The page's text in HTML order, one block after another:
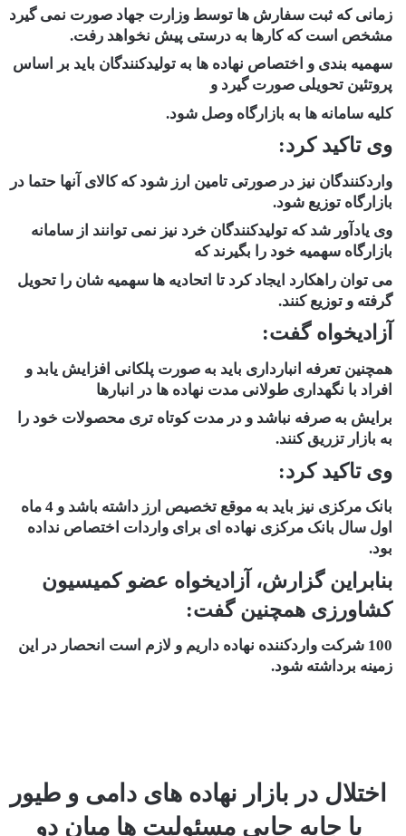
زمانی که ثبت سفارش ها توسط وزارت جهاد صورت نمی گیرد
مشخص است که کارها به درستی پیش نخواهد رفت.
سهمیه بندی و اختصاص نهاده ها به تولیدکنندگان باید بر اساس
پروتئین تحویلی صورت گیرد و
کلیه سامانه ها به بازارگاه وصل شود.
وی تاکید کرد:
واردکنندگان نیز در صورتی تامین ارز شود که کالای آنها حتما در
بازارگاه توزیع شود.
وی یادآور شد که تولیدکنندگان خرد نیز نمی توانند از سامانه
بازارگاه سهمیه خود را بگیرند که
می توان راهکارد ایجاد کرد تا اتحادیه ها سهمیه شان را تحویل
گرفته و توزیع کنند.
آزادیخواه گفت:
همچنین تعرفه انبارداری باید به صورت پلکانی افزایش یابد و
افراد با نگهداری طولانی مدت نهاده ها در انبارها
برایش به صرفه نباشد و در مدت کوتاه تری محصولات خود را
به بازار تزریق کنند.
وی تاکید کرد:
بانک مرکزی نیز باید به موقع تخصیص ارز داشته باشد و 4 ماه
اول سال بانک مرکزی نهاده ای برای واردات اختصاص نداده
بود.
بنابراین گزارش، آزادیخواه عضو کمیسیون
کشاورزی همچنین گفت:
100 شرکت واردکننده نهاده داریم و لازم است انحصار در این
زمینه برداشته شود.
اختلال در بازار نهاده های دامی و طیور
با جابه جایی مسئولیت ها میان دو